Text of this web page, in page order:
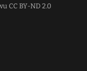
CC BY-ND 2.0